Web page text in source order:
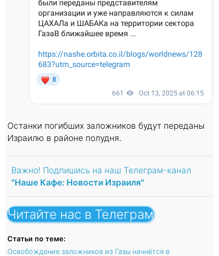
Останки погибших заложников будут переданы
Израилю в районе полудня.
Важно! Подпишись на наш Телеграм-канал
"Наше Кафе: Новости Израиля"
Читайте нас в Телеграм
Статьи по теме:
Освобождение заложников из Газы начнётся в